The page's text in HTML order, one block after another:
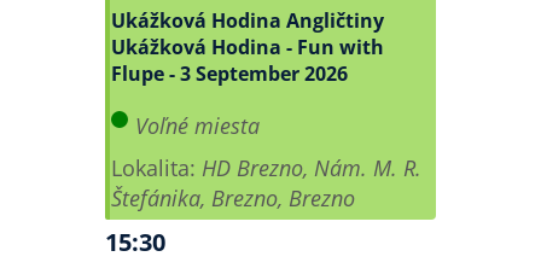
Ukážková Hodina Angličtiny
Ukážková Hodina - Fun with
Flupe - 3 September 2026
Voľné miesta
Lokalita: HD Brezno, Nám. M. R.
Štefánika, Brezno, Brezno
15:30